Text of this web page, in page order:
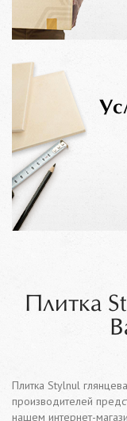
Плитка
Плитка Stylnul
производителей
нашем интернет-